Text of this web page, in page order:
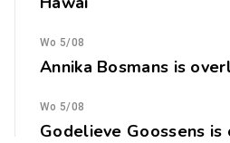
Wo 5/08
Annika Bosmans is
Wo 5/08
Godelieve Goossens is